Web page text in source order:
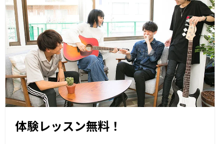
体験レッスン無料！